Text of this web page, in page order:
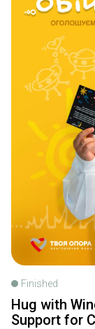
Finished
Hug with
Support for